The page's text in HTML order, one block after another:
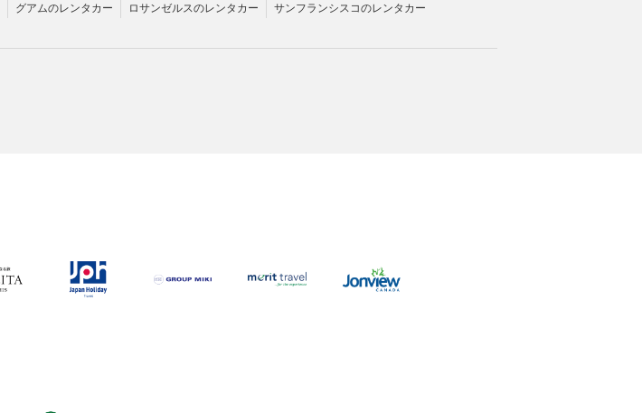
グアムのレンタカー ロサンゼルスのレンタカー サンフランシスコのレンタカー